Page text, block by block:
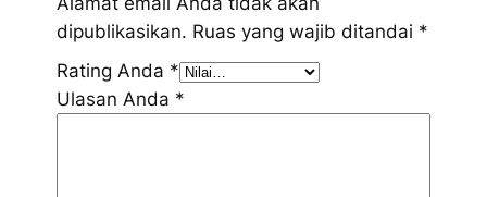
dipublikasikan. Ruas yang wajib ditandai *
Rating Anda *
Ulasan Anda *